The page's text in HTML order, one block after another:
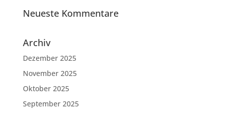
Neueste Kommentare
Archiv
Dezember 2025
November 2025
Oktober 2025
September 2025